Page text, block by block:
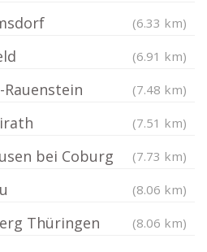
(6.33 km)
(6.91 km)
(7.48 km)
(7.51 km)
bei Coburg (7.73 km)
(8.06 km)
Thüringen (8.06 km)